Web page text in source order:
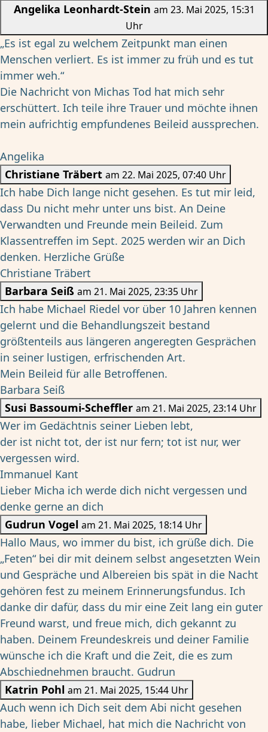
Angelika Leonhardt-Stein am 23. Mai 2025, 15:31
Uhr
„Es ist egal zu welchem Zeitpunkt man einen
Menschen verliert. Es ist immer zu früh und es tut
immer weh.“
Die Nachricht von Michas Tod hat mich sehr
erschüttert. Ich teile ihre Trauer und möchte ihnen
mein aufrichtig empfundenes Beileid aussprechen.
Angelika
Christiane Träbert
am 22. Mai 2025, 07:40 Uhr
Ich habe Dich lange nicht gesehen. Es tut mir leid,
dass Du nicht mehr unter uns bist. An Deine
Verwandten und Freunde mein Beileid. Zum
Klassentreffen im Sept. 2025 werden wir an Dich
denken. Herzliche Grüße
Christiane Träbert
Barbara Seiß
am 21. Mai 2025, 23:35 Uhr
Ich habe Michael Riedel vor über 10 Jahren kennen
gelernt und die Behandlungszeit bestand
größtenteils aus längeren angeregten Gesprächen
in seiner lustigen, erfrischenden Art.
Mein Beileid für alle Betroffenen.
Barbara Seiß
Susi Bassoumi-Scheffler
am 21. Mai 2025, 23:14 Uhr
Wer im Gedächtnis seiner Lieben lebt,
der ist nicht tot, der ist nur fern; tot ist nur, wer
vergessen wird.
Immanuel Kant
Lieber Micha ich werde dich nicht vergessen und
denke gerne an dich
Gudrun Vogel
am 21. Mai 2025, 18:14 Uhr
Hallo Maus, wo immer du bist, ich grüße dich. Die
„Feten“ bei dir mit deinem selbst angesetzten Wein
und Gespräche und Albereien bis spät in die Nacht
gehören fest zu meinem Erinnerungsfundus. Ich
danke dir dafür, dass du mir eine Zeit lang ein guter
Freund warst, und freue mich, dich gekannt zu
haben. Deinem Freundeskreis und deiner Familie
wünsche ich die Kraft und die Zeit, die es zum
Abschiednehmen braucht. Gudrun
Katrin Pohl
am 21. Mai 2025, 15:44 Uhr
Auch wenn ich Dich seit dem Abi nicht gesehen
habe, lieber Michael, hat mich die Nachricht von